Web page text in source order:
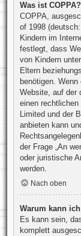
Was ist COPPA?
COPPA,
of 1998
Kindern im
festlegt, dass
von Kindern
Eltern
benötigen.
Website, auf der
einen
Limited und der
anbieten kann
der Frage „An
oder juristische
werden.
Nach oben
Warum kann
Es kann sein,
komplett